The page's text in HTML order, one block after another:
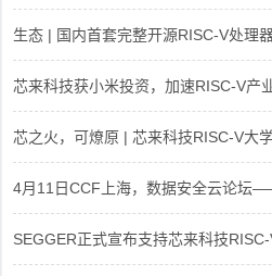
生态 | 国内首套完整开源RISC-V处理
芯来科技获小米投资，加速RISC-V产
芯之火，可燎原 | 芯来科技RISC-V大
4月11日CCF上海，数据安全云论坛
SEGGER正式宣布支持芯来科技